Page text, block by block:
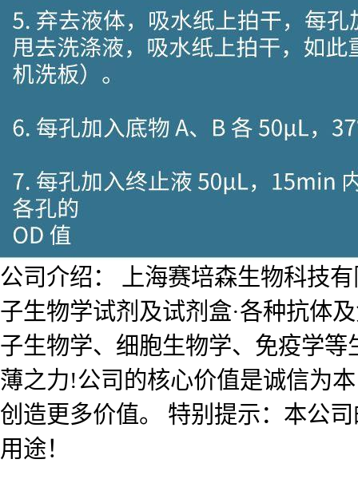
公司介绍： 上海赛培森生物科技有
子生物学试剂及试剂盒·各种抗体
子生物学、细胞生物学、免疫学
薄之力!公司的核心价值是诚信为
创造更多价值。 特别提示：本公
用途！